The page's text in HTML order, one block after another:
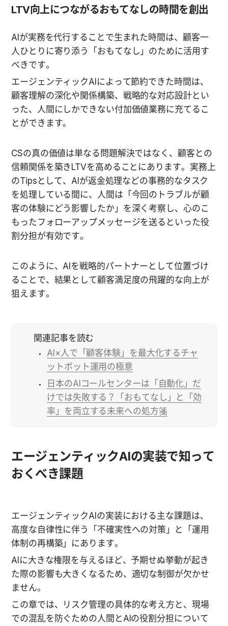
LTV向上につながるおもてなしの時間を創出
AIが実務を代行することで生まれた時間は、顧客一
人ひとりに寄り添う「おもてなし」のために活用す
べきです。
エージェンティックAIによって節約できた時間は、
顧客理解の深化や関係構築、戦略的な対応設計とい
った、人間にしかできない付加価値業務に充てるこ
とができます。
CSの真の価値は単なる問題解決ではなく、顧客との
信頼関係を築きLTVを高めることにあります。実務上
のTipsとして、AIが返金処理などの事務的なタスク
を処理している間に、人間は「今回のトラブルが顧
客の体験にどう影響したか」を深く考察し、心のこ
もったフォローアップメッセージを送るといった役
割分担が有効です。
このように、AIを戦略的パートナーとして位置づけ
ることで、結果として顧客満足度の飛躍的な向上が
狙えます。
関連記事を読む
AI×人で「顧客体験」を最大化するチャ
ットボット運用の極意
日本のAIコールセンターは「自動化」だ
けでは失敗する？「おもてなし」と「効
率」を両立する未来への処方箋
エージェンティックAIの実装で知って
おくべき課題
エージェンティックAIの実装における主な課題は、
高度な自律性に伴う「不確実性への対策」と「運用
体制の再構築」にあります。
AIに大きな権限を与えるほど、予期せぬ挙動が起き
た際の影響も大きくなるため、適切な制御が欠かせ
ません。
この章では、リスク管理の具体的な考え方と、現場
での混乱を防ぐための人間とAIの役割分担について